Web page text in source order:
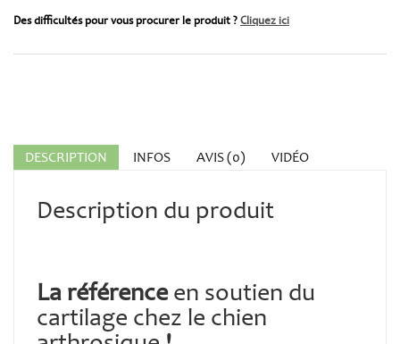
Des difficultés pour vous procurer le produit ?Cliquez ici
DESCRIPTION INFOS AVIS (0) VIDÉO
Description du produit
La référenceen soutien du
cartilage chez le chien